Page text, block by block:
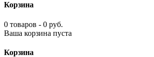
Корзина
0 товаров - 0 руб.
Ваша корзина пуста
Корзина